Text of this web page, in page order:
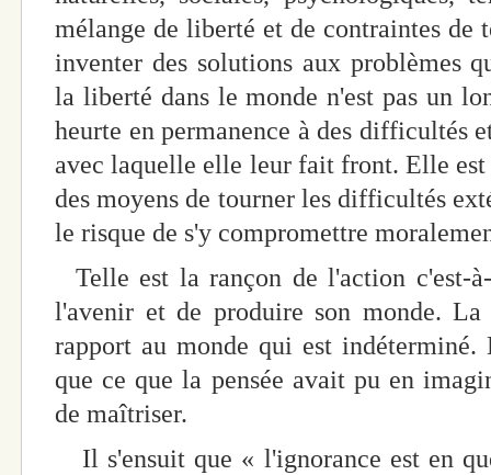
mélange de liberté et de contraintes
inventer des solutions aux problèmes
la liberté dans le monde n'est pas un
heurte en permanence à des difficultés
avec laquelle elle leur fait front. Elle
des moyens de tourner les difficultés
le risque de s'y compromettre
Telle est la rançon de l'action c'est-
l'avenir et de produire son monde.
rapport au monde qui est indéterminé.
que ce que la pensée avait pu en
de maîtriser.
Il s'ensuit que « l'ignorance est en